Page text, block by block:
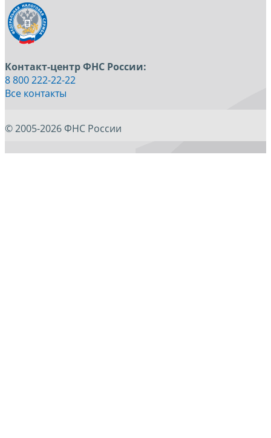
Контакт-центр ФНС России:
8 800 222-22-22
Все контакты
© 2005-2026 ФНС России